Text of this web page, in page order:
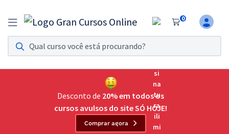
0
Assinatura Ilimitada 11
Acesso a todos os cursos. Teste grátis por 7 dias!
Assinatura OAB Até Passar
Acesso ilimitado a toda preparação para o Exame da
Residências Multiprofissionais
Desconto de 20% em todos os
cursos avulsos do site SÓ HOJE!
Comprar agora